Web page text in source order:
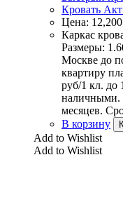
Кровать
Цена:
Каркас
Размеры:
Москве до
квартиру
руб/1 кл. до
наличными.
месяцев.
В корзину
Add to Wishlist
Add to Wishlist